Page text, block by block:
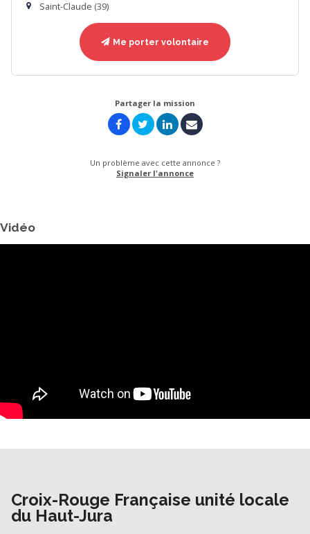
Saint-Claude (39)
Me porter volontaire
Partager la mission
Un problème avec cette annonce ?
Signaler l'annonce
Vidéo
Croix-Rouge Française unité locale
du Haut-Jura